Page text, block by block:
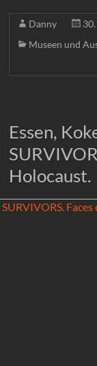
Danny
Museen und
Essen,
Holocaust.